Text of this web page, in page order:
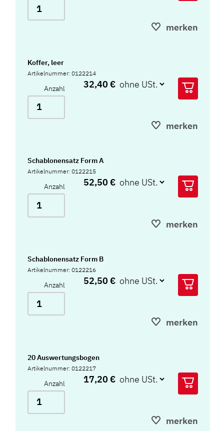
merken
Koffer, leer
Artikelnummer: 0122214
Anzahl 32,40 €
merken
Schablonensatz Form A
Artikelnummer: 0122215
Anzahl 52,50 €
merken
Schablonensatz Form B
Artikelnummer: 0122216
Anzahl 52,50 €
merken
20 Auswertungsbogen
Artikelnummer: 0122217
Anzahl 17,20 €
merken